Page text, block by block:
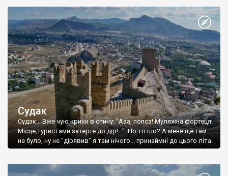
Судак
Судак... Вже чую крики в спину: "Ааа, попса! Муляжна фортеця!
Місце,туристами затерте до дір!..." Но то шо? А мене ще там
не було, ну не "дірявив" я там нічого... принаймні до цього літа.